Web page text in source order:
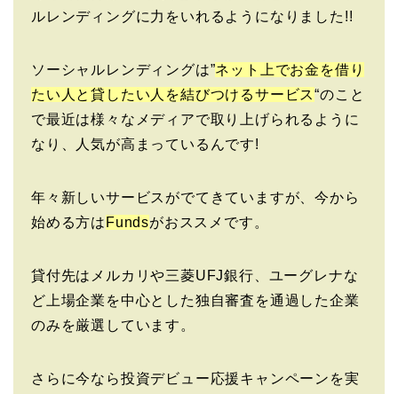
ルレンディングに力をいれるようになりました!!
ソーシャルレンディングは”ネット上でお金を借り
たい人と貸したい人を結びつけるサービス“のこと
で最近は様々なメディアで取り上げられるように
なり、人気が高まっているんです!
年々新しいサービスがでてきていますが、今から
始める方は Fundsがおススメです。
貸付先はメルカリや三菱UFJ銀行、ユーグレナな
ど上場企業を中心とした独自審査を通過した企業
のみを厳選しています。
さらに今なら投資デビュー応援キャンペーンを実